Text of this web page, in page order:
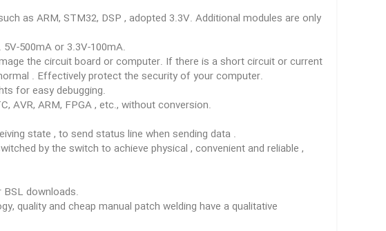
as ARM, STM32, DSP , adopted 3.3V. Additional modules are only
500mA or 3.3V-100mA.
the circuit board or computer. If there is a short circuit or current
. Effectively protect the security of your computer.
for easy debugging.
AVR, ARM, FPGA , etc., without conversion.
state , to send status line when sending data .
by the switch to achieve physical , convenient and reliable ,
BSL downloads.
quality and cheap manual patch welding have a qualitative